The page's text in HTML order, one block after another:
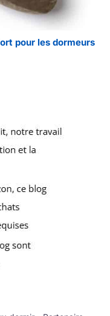
pour les dormeurs